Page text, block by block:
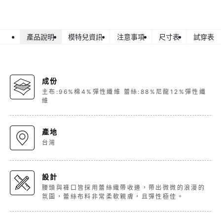
產品說明 模特兒資訊 注意事項 尺寸表 試穿表
成份
主布:96%棉4%彈性纖維 蕾絲:88%尼龍12%彈性纖
維
產地
台灣
設計
腰頭與褲口皆採用蕾絲織帶收邊，帶出微微的浪漫的
氛圍，蕾絲布料非常柔軟親膚，且彈性極佳。